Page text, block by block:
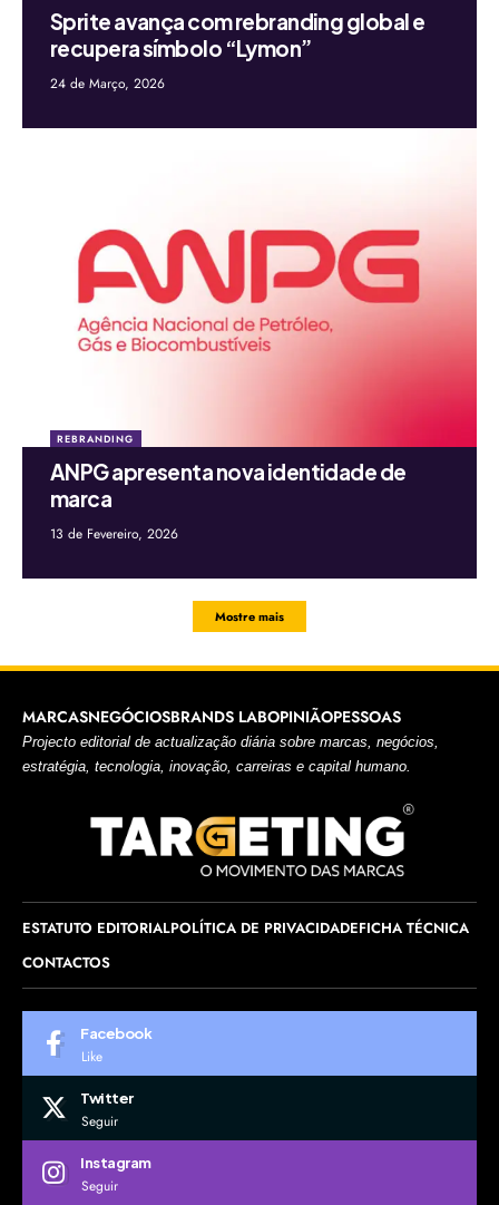
Sprite avança com rebranding global e
recupera símbolo “Lymon”
24 de Março, 2026
REBRANDING
ANPG apresenta nova identidade de
marca
13 de Fevereiro, 2026
Mostre mais
MARCASNEGÓCIOSBRANDS LABOPINIÃOPESSOAS
Projecto editorial de actualização diária sobre marcas, negócios,
estratégia, tecnologia, inovação, carreiras e capital humano.
ESTATUTO EDITORIALPOLÍTICA DE PRIVACIDADEFICHA TÉCNICA
CONTACTOS
Facebook
Like
Twitter
Seguir
Instagram
Seguir